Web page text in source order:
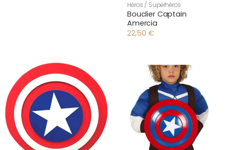
Héros / Superhéros
Bouclier Captain
Amercia
22,50 €